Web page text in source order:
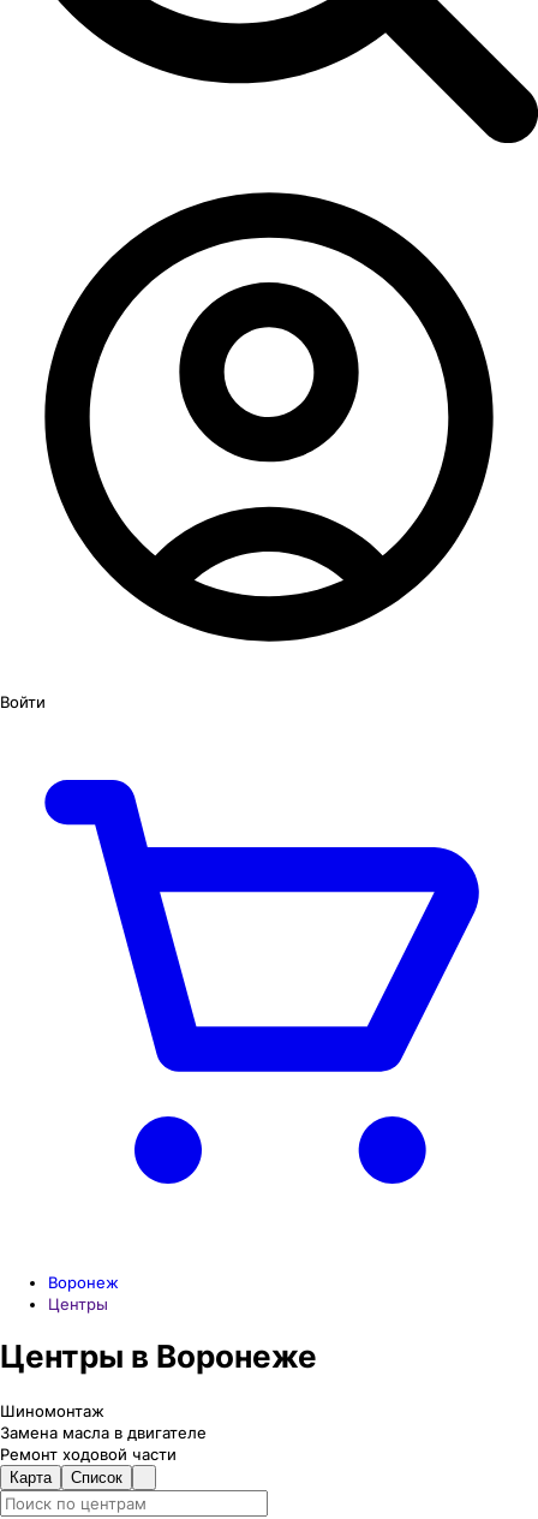
Войти
Воронеж
Центры
Центры в Воронеже
Шиномонтаж
Замена масла в двигателе
Ремонт ходовой части
Карта Список